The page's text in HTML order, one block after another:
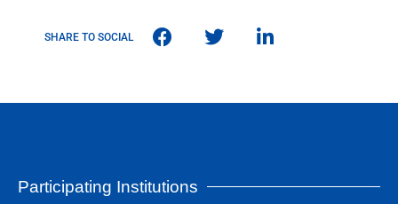
SHARE TO SOCIAL
Participating Institutions